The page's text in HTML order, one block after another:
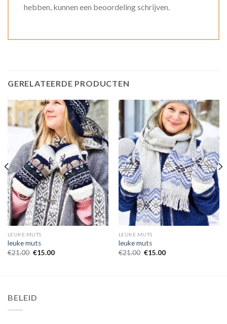
hebben, kunnen een beoordeling schrijven.
GERELATEERDE PRODUCTEN
LEUKE MUTS
leuke muts
€21.00 €15.00
LEUKE MUTS
leuke muts
€21.00 €15.00
BELEID